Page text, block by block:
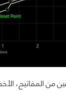
من المفاتيح،